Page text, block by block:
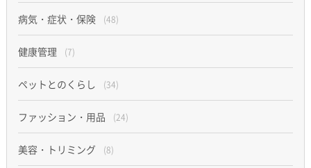
病気・症状・保険 (48)
健康管理 (7)
ペットとのくらし (34)
ファッション・用品 (24)
美容・トリミング (8)